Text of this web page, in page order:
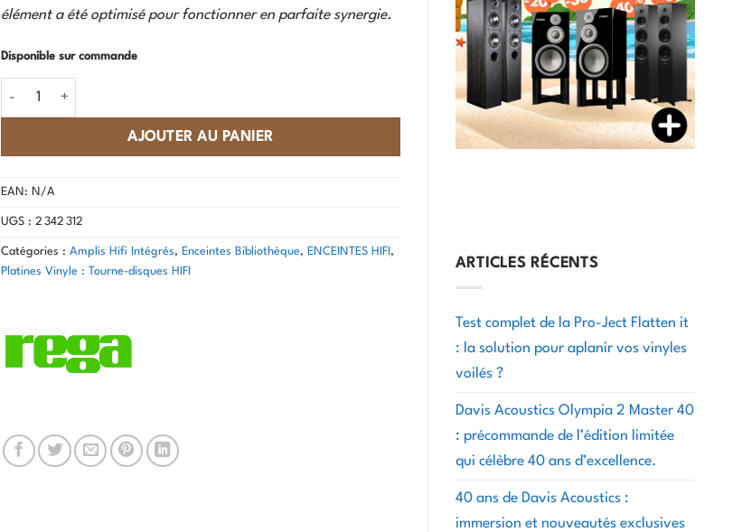
ARTICLES RÉCENTS
Test complet de la Pro-Ject Flatten it
: la solution pour aplanir vos vinyles
voilés ?
Davis Acoustics Olympia 2 Master 40
: précommande de l’édition limitée
qui célèbre 40 ans d’excellence.
40 ans de Davis Acoustics :
immersion et nouveautés exclusives
élément a été optimisé pour fonctionner en parfaite synergie.
Disponible sur commande
quantité de Rega - System One
AJOUTER AU PANIER
EAN: N/A
UGS : 2 342 312
Catégories : Amplis Hifi Intégrés, Enceintes Bibliothèque, ENCEINTES HIFI ,
Platines Vinyle : Tourne-disques HIFI